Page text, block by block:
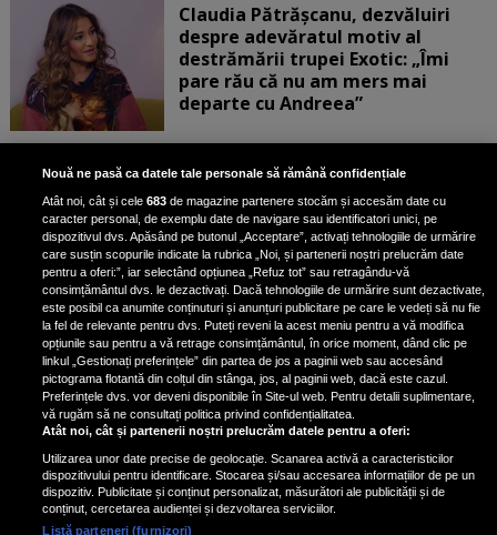
Claudia Pătrășcanu, dezvăluiri
despre adevăratul motiv al
destrămării trupei Exotic: „Îmi
pare rău că nu am mers mai
departe cu Andreea”
Scene incredibile! Ilinca Vandici a
pus mâna pe aparatul de
fotografiat al unui paparazzo și i l-
a aruncat la gunoi: „S-a dus la
poliție. Nu mai aveam aer”
Oana Moșneagu, mărturisiri
despre începutul relației cu Vlad
Gherman: „Eu am fost îngrozită de
aceasta posibilă relație”
Nouă ne pasă ca datele tale personale să rămână confidențiale
Atât noi, cât și cele683 de magazine partenere stocăm și accesăm date cu
caracter personal, de exemplu date de navigare sau identificatori unici, pe
dispozitivul dvs. Apăsând pe butonul „Acceptare”, activați tehnologiile de urmărire
care susțin scopurile indicate la rubrica „Noi, și partenerii noștri prelucrăm date
pentru a oferi:”, iar selectând opțiunea „Refuz tot” sau retragându-vă
consimțământul dvs. le dezactivați. Dacă tehnologiile de urmărire sunt dezactivate,
este posibil ca anumite conținuturi și anunțuri publicitare pe care le vedeți să nu fie
la fel de relevante pentru dvs. Puteți reveni la acest meniu pentru a vă modifica
opțiunile sau pentru a vă retrage consimțământul, în orice moment, dând clic pe
linkul „Gestionați preferințele” din partea de jos a paginii web sau accesând
pictograma flotantă din colțul din stânga, jos, al paginii web, dacă este cazul.
Preferințele dvs. vor deveni disponibile în Site-ul web. Pentru detalii suplimentare,
vă rugăm să ne consultați politica privind confidențialitatea.
Atât noi, cât și partenerii noștri prelucrăm datele pentru a oferi:
Utilizarea unor date precise de geolocație. Scanarea activă a caracteristicilor
dispozitivului pentru identificare. Stocarea și/sau accesarea informațiilor de pe un
dispozitiv. Publicitate și conținut personalizat, măsurători ale publicității și de
conținut, cercetarea audienței și dezvoltarea serviciilor.
Listă parteneri (furnizori)